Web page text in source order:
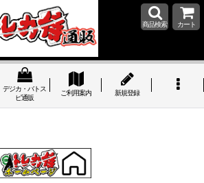
商品検索 カート
デジカ・バトス
ピ通販
ご利用案内 新規登録